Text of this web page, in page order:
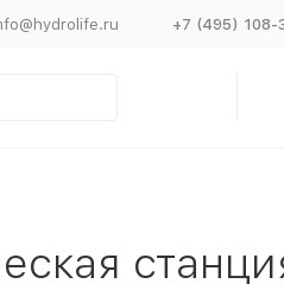
+7 (495) 108-